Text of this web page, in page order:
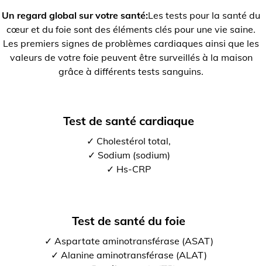
Un regard global sur votre santé:Les tests pour la santé du
cœur et du foie sont des éléments clés pour une vie saine.
Les premiers signes de problèmes cardiaques ainsi que les
valeurs de votre foie peuvent être surveillés à la maison
grâce à différents tests sanguins.
Test de santé cardiaque
✓ Cholestérol total,
✓ Sodium (sodium)
✓ Hs-CRP
Test de santé du foie
✓ Aspartate aminotransférase (ASAT)
✓ Alanine aminotransférase (ALAT)